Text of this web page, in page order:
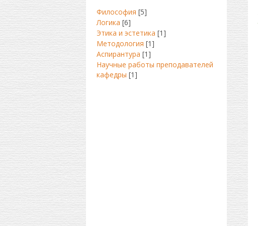
Философия [5]
Логика [6]
Этика и эстетика [1]
Методология [1]
Аспирантура [1]
Научные работы преподавателей
кафедры [1]